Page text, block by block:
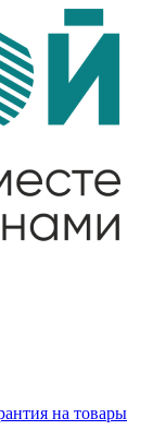
на товары